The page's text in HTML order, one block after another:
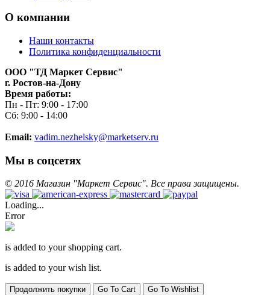
О компании
Наши контакты
Политика конфиденциальности
ООО "ТД Маркет Сервис"
г. Ростов-на-Дону
Время работы:
Пн - Пт: 9:00 - 17:00
Сб: 9:00 - 14:00
Email: vadim.nezhelsky@marketserv.ru
Мы в соцсетях
© 2016 Магазин "Маркет Сервис". Все права защищены.
Loading...
Error
is added to your shopping cart.
is added to your wish list.
Продолжить покупки Go To Cart Go To Wishlist